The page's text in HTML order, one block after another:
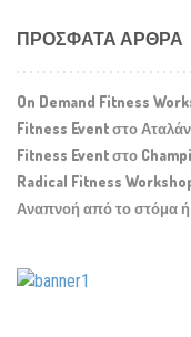
ΠΡΌΣΦΑΤΑ ΆΡΘΡΑ
On Demand Fitness
Fitness Event στο
Fitness Event στο
Radical Fitness
Αναπνοή από το στόμα ή